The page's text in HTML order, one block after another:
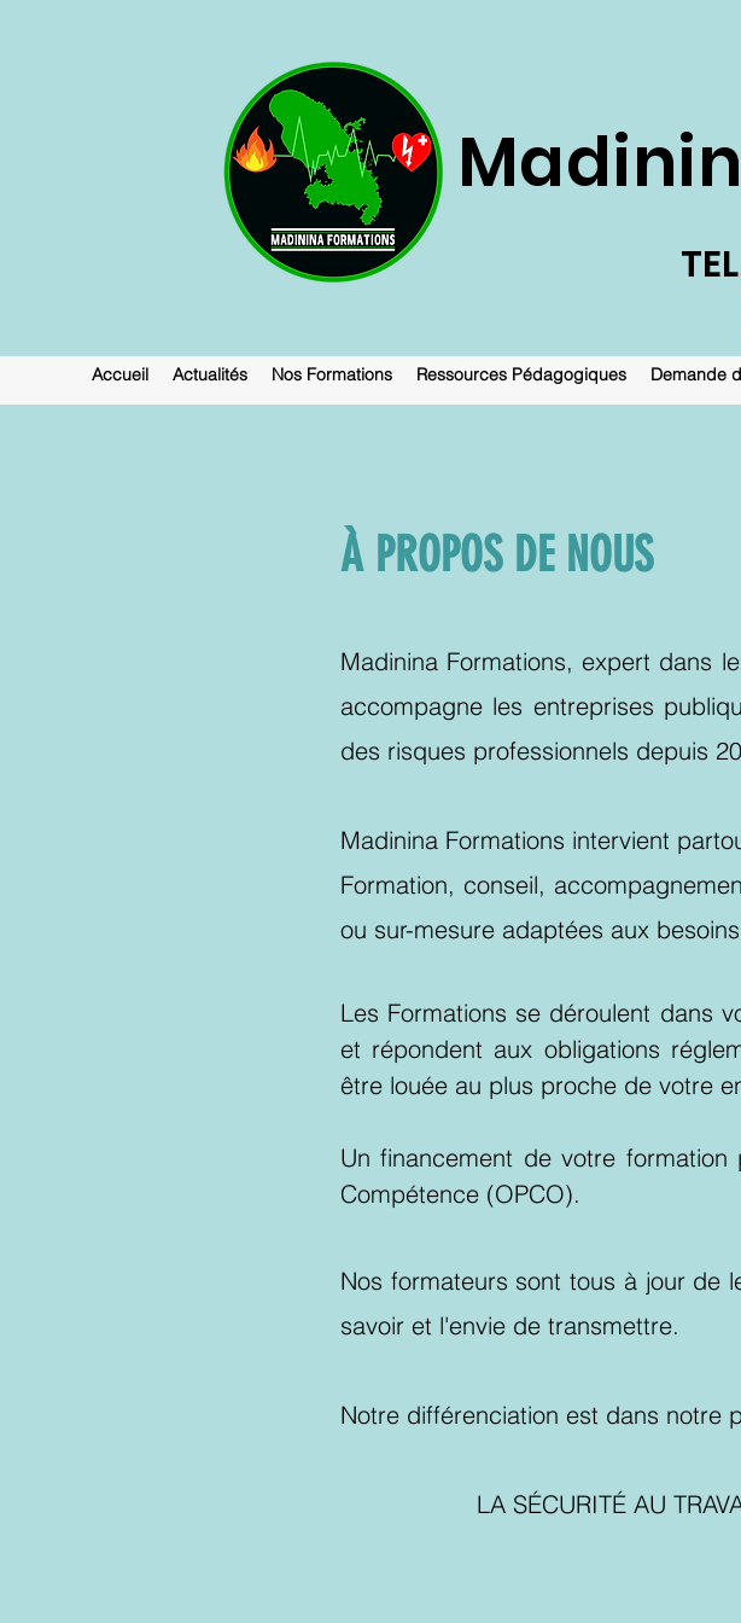
TEL
Accueil Actualités Nos Formations Ressources Pédagogiques Demande
À PROPOS DE NOUS
Madinina Formations, expert dans
accompagne les entreprises
des risques professionnels depuis
Madinina Formations intervient
Formation, conseil,
ou sur-mesure adaptées aux
Les Formations se déroulent dans
et répondent aux obligations
être louée au plus proche de votre
Un financement de votre
Compétence (OPCO).
Nos formateurs sont tous à jour de
savoir et l'envie de transmettre.
Notre différenciation est dans notre
LA SÉCURITÉ AU